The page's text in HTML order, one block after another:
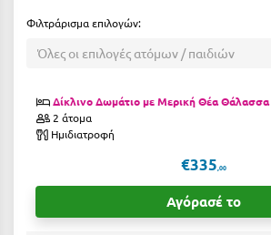
Εύβοια
Φιλτράρισμα επιλογών:
Όλες οι επιλογές ατόμων / παιδιών
Δίκλινο Δωμάτιο με Μερική Θέα Θάλασσα
2 άτομα
Ημιδιατροφή
€335 ,00
Αγόρασέ το